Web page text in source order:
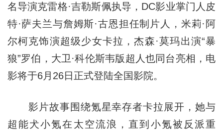
名导演克雷格·吉勒斯佩执导，DC影业掌门人皮
特·萨夫兰与詹姆斯·古恩担任制片人，米莉·阿
尔柯克饰演超级少女卡拉，杰森·莫玛出演“暴
狼”罗伯，大卫·科伦斯韦版超人也同台亮相，电
影将于6月26日正式登陆全国影院。
影片故事围绕氪星幸存者卡拉展开，她与
超能犬小氪在太空流浪，直到小氪被反派重